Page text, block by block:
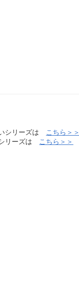
シリーズは こちら＞＞
リーズは こちら＞＞